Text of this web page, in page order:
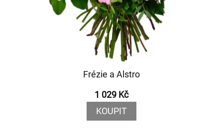
Frézie a Alstro
1 029 Kč
KOUPIT